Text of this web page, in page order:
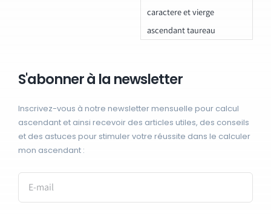
caractere et vierge
ascendant taureau
S'abonner à la newsletter
Inscrivez-vous à notre newsletter mensuelle pour calcul
ascendant et ainsi recevoir des articles utiles, des conseils
et des astuces pour stimuler votre réussite dans le calculer
mon ascendant :